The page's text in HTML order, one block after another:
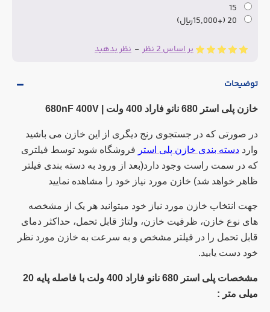
بر اساس 2 نظر - نظر بدهید
15
20 (+15,000ریال)
توضیحات
خازن پلی استر 680 نانو فاراد 400 ولت | 680nF 400V
در صورتی که در جستجوی رنج دیگری از این خازن می باشید
وارد دسته بندی خازن پلی استر فروشگاه شوید توسط فیلتری
که در سمت راست وجود دارد(بعد از ورود به دسته بندی فیلتر
ظاهر خواهد شد) خازن مورد نیاز خود را مشاهده نمایید
جهت انتخاب خازن مورد نیاز خود میتوانید هر یک از مشخصه
های نوع خازن، ظرفیت خازن، ولتاژ قابل تحمل، حداکثر دمای
قابل تحمل را در فیلتر مشخص و به سرعت به خازن مورد نظر
خود دست یابید.
مشخصات پلی استر 680 نانو فاراد 400 ولت با فاصله پایه 20
میلی متر :